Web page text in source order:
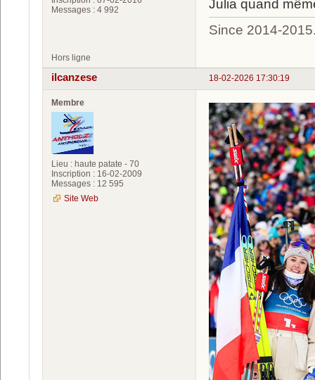
Messages : 4 992
Julia quand
Since 2014-
Hors ligne
18-02-2026 17:30:19
ilcanzese
Membre
Lieu : haute patate - 70
Inscription : 16-02-2009
Messages : 12 595
Site Web